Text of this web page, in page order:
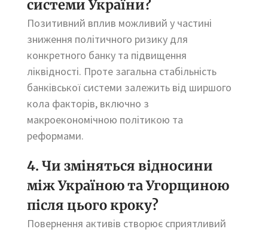
системи України?
Позитивний вплив можливий у частині
зниження політичного ризику для
конкретного банку та підвищення
ліквідності. Проте загальна стабільність
банківської системи залежить від ширшого
кола факторів, включно з
макроекономічною політикою та
реформами.
4. Чи зміняться відносини
між Україною та Угорщиною
після цього кроку?
Повернення активів створює сприятливий